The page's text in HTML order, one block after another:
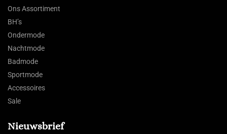
Ons Assortiment
BH’s
Ondermode
Nachtmode
Badmode
Sportmode
Accessoires
Sale
Nieuwsbrief